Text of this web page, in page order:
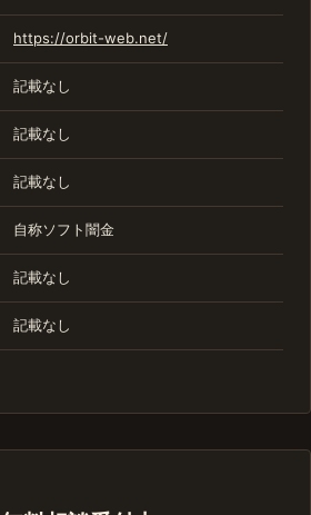
https://orbit-web.net/
記載なし
記載なし
記載なし
自称ソフト闇金
記載なし
記載なし